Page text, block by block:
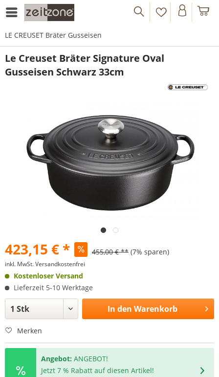
LE CREUSET Bräter Gusseisen
Le Creuset Bräter Signature Oval
Gusseisen Schwarz 33cm
423,15 € * 455,00 € ** (7% sparen)
inkl. MwSt.Versandkostenfrei
Kostenloser Versand
Lieferzeit 5-10 Werktage
In den Warenkorb
Merken
Angebot: ANGEBOT!
Jetzt 7 % Rabatt auf diesen Artikel!